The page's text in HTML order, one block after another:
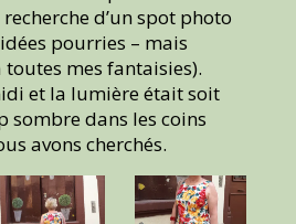
d’un spot photo
pourries – mais
mes fantaisies).
et la lumière était soit
sombre dans les coins
avons cherchés.